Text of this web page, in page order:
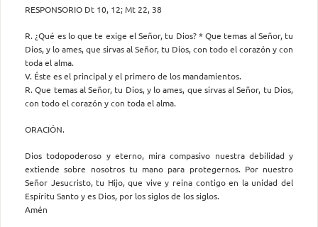
RESPONSORIO Dt 10, 12; Mt 22, 38
R. ¿Qué es lo que te exige el Señor, tu Dios? * Que temas al Señor, tu
Dios, y lo ames, que sirvas al Señor, tu Dios, con todo el corazón y con
toda el alma.
V. Éste es el principal y el primero de los mandamientos.
R. Que temas al Señor, tu Dios, y lo ames, que sirvas al Señor, tu Dios,
con todo el corazón y con toda el alma.
ORACIÓN.
Dios todopoderoso y eterno, mira compasivo nuestra debilidad y
extiende sobre nosotros tu mano para protegernos. Por nuestro
Señor Jesucristo, tu Hijo, que vive y reina contigo en la unidad del
Espíritu Santo y es Dios, por los siglos de los siglos.
Amén